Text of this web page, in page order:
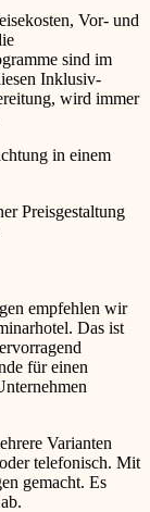
Vor- und
sind im
Inklusiv-
wird immer
in einem
Preisgestaltung
empfehlen wir
Das ist
für einen
Varianten
telefonisch. Mit
gemacht. Es